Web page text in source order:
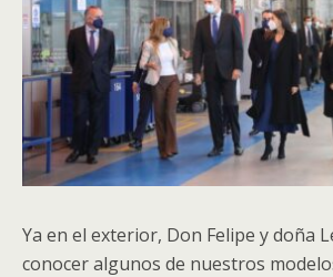
Ya en el exterior, Don Felipe y doña
conocer algunos de nuestros